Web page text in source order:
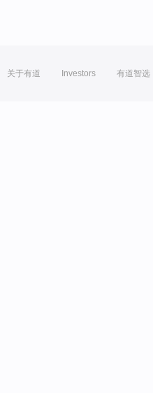
关于有道 Investors 有道智选